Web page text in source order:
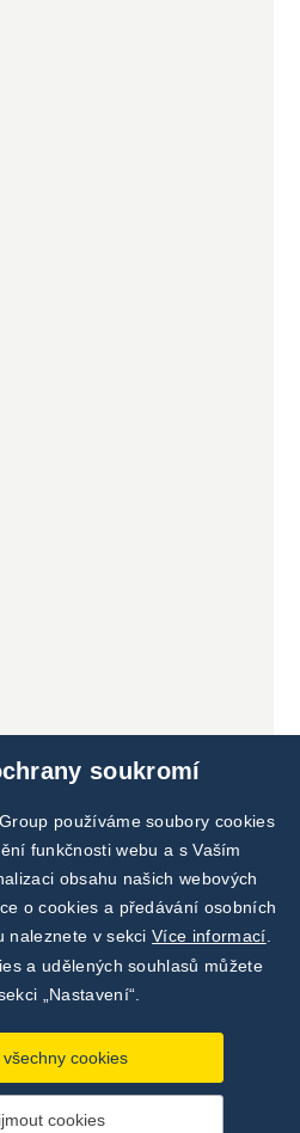
soukromí
používáme soubory cookies
funkčnosti webu a s Vaším
obsahu našich webových
o cookies a předávání osobních
naleznete v sekciVíce informací
a udělených souhlasů můžete
„Nastavení“.
všechny cookies
cookies